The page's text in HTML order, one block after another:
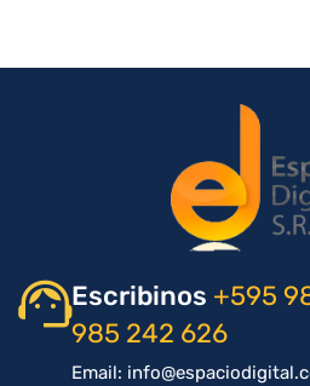
Escribinos +595
985 242 626
Email: